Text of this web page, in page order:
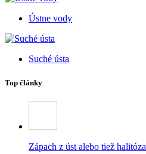
Ústne vody
Suché ústa
Top články
Zápach z úst alebo tiež halitóza